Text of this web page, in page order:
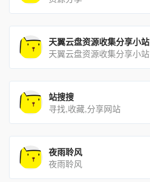
天翼云盘资源收集分享小站
天翼云盘资源收集分享小站
站搜搜
寻找,收藏,分享网站
夜雨聆风
夜雨聆风